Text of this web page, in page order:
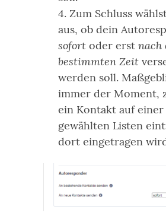
Zum Schluss
aus, ob dein
sofortoder erst nach
bestimmten Zeit
werden soll.
immer der Moment,
ein Kontakt auf
gewählten Listen
dort eingetragen